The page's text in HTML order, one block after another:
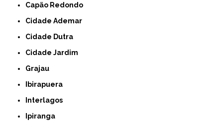
Capão Redondo
Cidade Ademar
Cidade Dutra
Cidade Jardim
Grajau
Ibirapuera
Interlagos
Ipiranga